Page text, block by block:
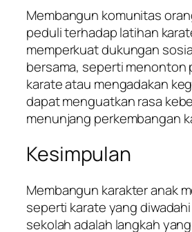
Membangun komunitas
peduli terhadap latihan
memperkuat dukungan
bersama, seperti menonton
karate atau mengadakan
dapat menguatkan rasa
menunjang perkembangan
Kesimpulan
Membangun karakter anak
seperti karate yang
sekolah adalah langkah